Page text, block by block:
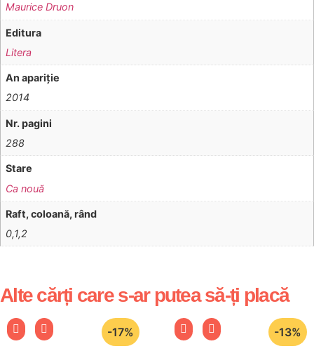
Maurice Druon
Editura
Litera
An apariţie
2014
Nr. pagini
288
Stare
Ca nouă
Raft, coloană, rând
0,1,2
Alte cărți care s-ar putea să-ți placă
-17% -13%